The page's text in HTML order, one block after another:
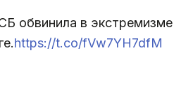
в экстремизме
https://t.co/fVw7YH7dfM